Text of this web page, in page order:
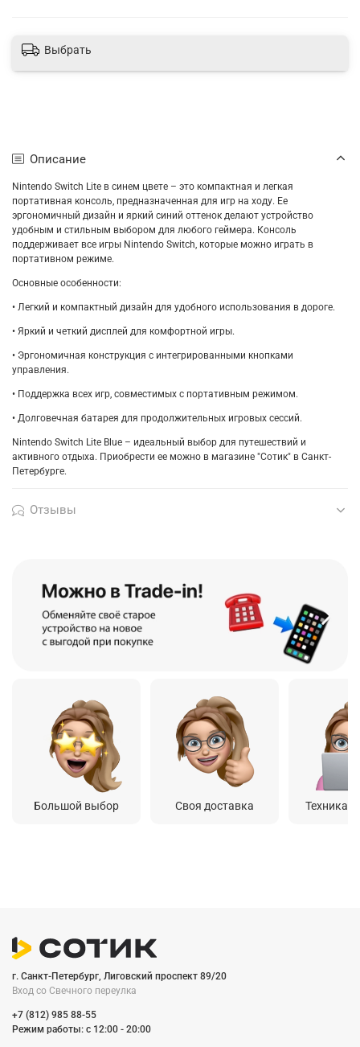
Выбрать
Описание
Nintendo Switch Lite в синем цвете – это компактная и легкая
портативная консоль, предназначенная для игр на ходу. Ее
эргономичный дизайн и яркий синий оттенок делают устройство
удобным и стильным выбором для любого геймера. Консоль
поддерживает все игры Nintendo Switch, которые можно играть в
портативном режиме.
Основные особенности:
• Легкий и компактный дизайн для удобного использования в дороге.
• Яркий и четкий дисплей для комфортной игры.
• Эргономичная конструкция с интегрированными кнопками
управления.
• Поддержка всех игр, совместимых с портативным режимом.
• Долговечная батарея для продолжительных игровых сессий.
Nintendo Switch Lite Blue – идеальный выбор для путешествий и
активного отдыха. Приобрести ее можно в магазине "Сотик" в Санкт-
Петербурге.
Отзывы
Большой выбор Своя доставка Техника
г. Санкт-Петербург, Лиговский проспект 89/20
Вход со Cвечного переулка
+7 (812) 985 88-55
Режим работы: c 12:00 - 20:00